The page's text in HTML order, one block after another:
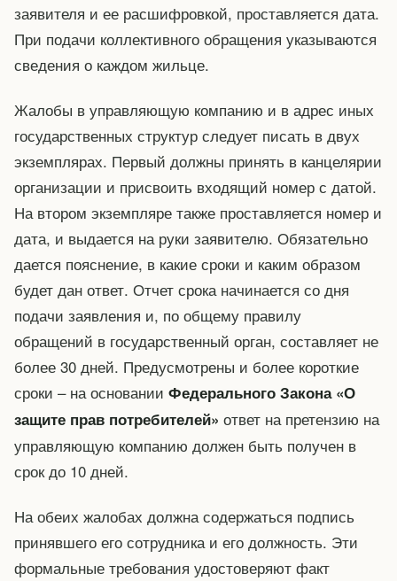
заявителя и ее расшифровкой, проставляется дата.
При подачи коллективного обращения указываются
сведения о каждом жильце.
Жалобы в управляющую компанию и в адрес иных
государственных структур следует писать в двух
экземплярах. Первый должны принять в канцелярии
организации и присвоить входящий номер с датой.
На втором экземпляре также проставляется номер и
дата, и выдается на руки заявителю. Обязательно
дается пояснение, в какие сроки и каким образом
будет дан ответ. Отчет срока начинается со дня
подачи заявления и, по общему правилу
обращений в государственный орган, составляет не
более 30 дней. Предусмотрены и более короткие
сроки – на основании Федерального Закона «О
защите прав потребителей» ответ на претензию на
управляющую компанию должен быть получен в
срок до 10 дней.
На обеих жалобах должна содержаться подпись
принявшего его сотрудника и его должность. Эти
формальные требования удостоверяют факт